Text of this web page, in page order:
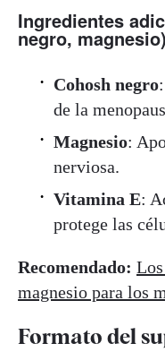
Ingredientes
negro, magnesio)
Cohosh negro
de la
Magnesio:
nerviosa.
Vitamina E:
protege las
Recomendado:
magnesio para los
Formato del